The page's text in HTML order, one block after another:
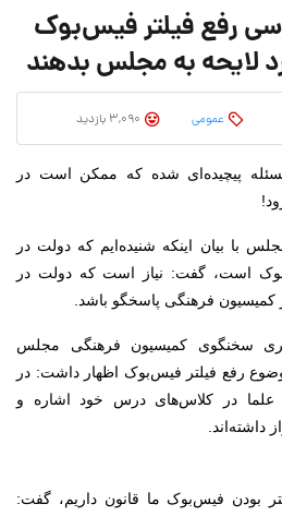
رفع فیلتر فیس‌بوک
لایحه به مجلس بدهند
عمومی
پیچیده‌ای شده که ممکن است در
با بیان اینکه شنیده‌ایم که دولت در
است، گفت: نیاز است که دولت در
فرهنگی پاسخگو باشد.
سخنگوی کمیسیون فرهنگی مجلس
رفع فیلتر فیس‌بوک اظهار داشت: در
در کلاس‌های درس خود اشاره و
داشته‌اند.
بودن فیس‌بوک ما قانون داریم، گفت: